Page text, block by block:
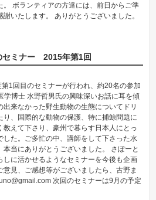
。 ボランティアの方達には、前日からご準
いたします。 ありがとうございました。
セミナー 2015年第1回
1回目のセミナーが行われ、約20名の参加
学博士 水野哲男氏の興味深いお話に耳を傾
来なかった野生動物の生態についてドリ
り、国際的な動物の保護、特に捕鯨問題に
教えて下さり、豪州で暮らす日本人にとっ
した。ご多忙の中、講師をして下さった水
当にありがとうございました。 さぽーと
しに活かせるようなセミナーを今後も企画
意見、ご感想等がございましたら、古野ま
次回のセミナーは9月の予定